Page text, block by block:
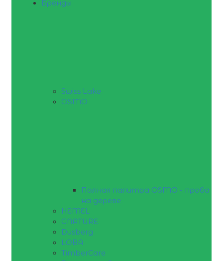
Бренды
Swiss Lake
OSMO
Полная палитра OSMO - проба
на дереве
HEMEL
GNATURE
Dusberg
LOBA
TimberCare